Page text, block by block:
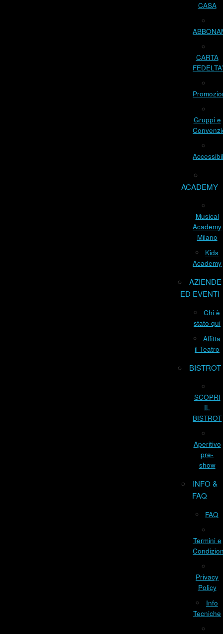
CASA
CARTA
FEDELTA’
Gruppi e
ACADEMY
Musical
Academy
Milano
Kids
Academy
AZIENDE
ED EVENTI
Chi è
stato qui
Affitta
il Teatro
BISTROT
SCOPRI
IL
BISTROT
Aperitivo
pre-
show
INFO &
FAQ
FAQ
Termini e
Privacy
Policy
Info
Tecniche